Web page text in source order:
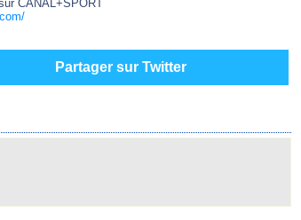
CANAL+SPORT
Partager sur Twitter